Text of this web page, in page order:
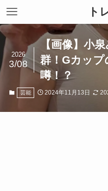
ト
【画像】小
群！Gカッ
噂！？
2026
3/08
芸能 2024年11月13日